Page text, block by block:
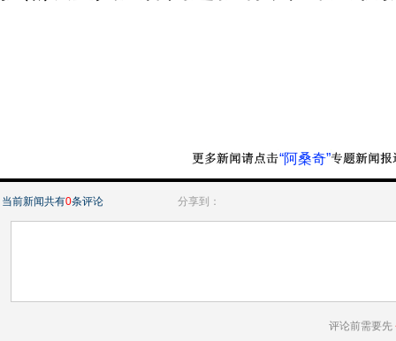
“阿桑奇”
当前新闻共有0条评论 分享到：
评论前需要先